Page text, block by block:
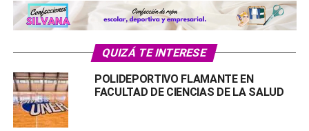
QUIZÁ TE INTERESE
POLIDEPORTIVO FLAMANTE EN
FACULTAD DE CIENCIAS DE LA SALUD